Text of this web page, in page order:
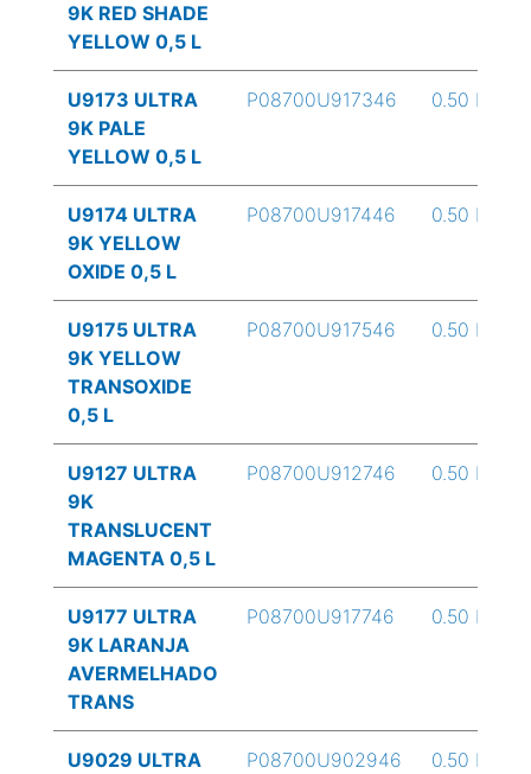
9K RED SHADE
YELLOW 0,5 L
U9173 ULTRA
9K PALE
YELLOW 0,5 L
P08700U917346 0.50 L
U9174 ULTRA
9K YELLOW
OXIDE 0,5 L
P08700U917446 0.50 L
U9175 ULTRA
9K YELLOW
TRANSOXIDE
0,5 L
P08700U917546 0.50 L
U9127 ULTRA
9K
TRANSLUCENT
MAGENTA 0,5 L
P08700U912746 0.50 L
U9177 ULTRA
9K LARANJA
AVERMELHADO
TRANS
P08700U917746 0.50 L
U9029 ULTRA
P08700U902946 0.50 L